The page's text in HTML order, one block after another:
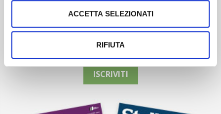
ACCETTA SELEZIONATI
RIFIUTA
Newsletter
Scopri un servizio d'informazione di alta qualità. Tagliato sulle tue
ISCRIVITI